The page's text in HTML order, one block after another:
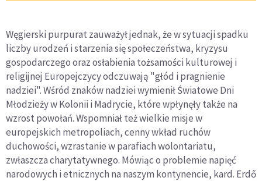
Węgierski purpurat zauważył jednak, że w sytuacji spadku
liczby urodzeń i starzenia się społeczeństwa, kryzysu
gospodarczego oraz osłabienia tożsamości kulturowej i
religijnej Europejczycy odczuwają "głód i pragnienie
nadziei". Wśród znaków nadziei wymienił Światowe Dni
Młodzieży w Kolonii i Madrycie, które wpłynęły także na
wzrost powołań. Wspomniał też wielkie misje w
europejskich metropoliach, cenny wkład ruchów
duchowości, wzrastanie w parafiach wolontariatu,
zwłaszcza charytatywnego. Mówiąc o problemie napięć
narodowych i etnicznych na naszym kontynencie, kard. Erdő